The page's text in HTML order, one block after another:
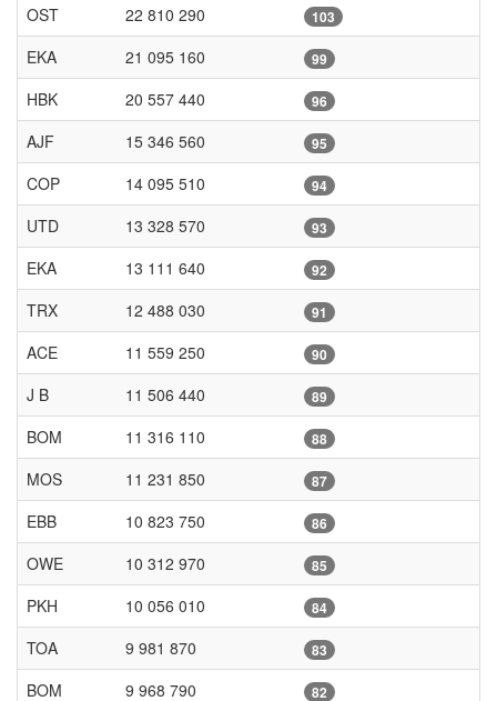
OST 22 810 290 103
EKA 21 095 160 99
HBK 20 557 440 96
AJF 15 346 560 95
COP 14 095 510 94
UTD 13 328 570 93
EKA 13 111 640 92
TRX 12 488 030 91
ACE 11 559 250 90
J B 11 506 440 89
BOM 11 316 110 88
MOS 11 231 850 87
EBB 10 823 750 86
OWE 10 312 970 85
PKH 10 056 010 84
TOA 9 981 870 83
BOM 9 968 790 82